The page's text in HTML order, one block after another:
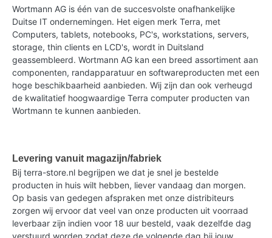
Wortmann AG is één van de succesvolste onafhankelijke
Duitse IT ondernemingen. Het eigen merk Terra, met
Computers, tablets, notebooks, PC's, workstations, servers,
storage, thin clients en LCD's, wordt in Duitsland
geassembleerd. Wortmann AG kan een breed assortiment aan
componenten, randapparatuur en softwareproducten met een
hoge beschikbaarheid aanbieden. Wij zijn dan ook verheugd
de kwalitatief hoogwaardige Terra computer producten van
Wortmann te kunnen aanbieden.
Levering vanuit magazijn/fabriek
Bij terra-store.nl begrijpen we dat je snel je bestelde
producten in huis wilt hebben, liever vandaag dan morgen.
Op basis van gedegen afspraken met onze distribiteurs
zorgen wij ervoor dat veel van onze producten uit voorraad
leverbaar zijn indien voor 18 uur besteld, vaak dezelfde dag